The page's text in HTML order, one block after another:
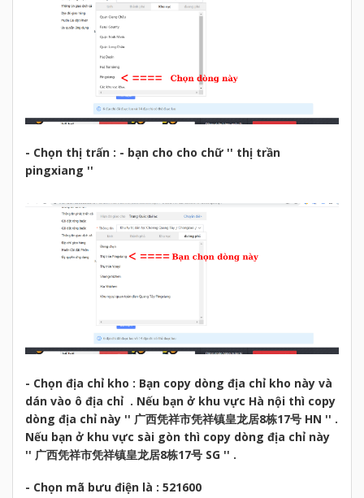
- Chọn thị trấn : - bạn cho cho chữ '' thị trần
pingxiang ''
- Chọn địa chỉ kho : Bạn copy dòng địa chỉ kho này và
dán vào ô địa chỉ . Nếu bạn ở khu vực Hà nội thì copy
dòng địa chỉ này '' 广西凭祥市凭祥镇皇龙居8栋17号 HN '' .
Nếu bạn ở khu vực sài gòn thì copy dòng địa chỉ này
'' 广西凭祥市凭祥镇皇龙居8栋17号 SG '' .
- Chọn mã bưu điện là : 521600